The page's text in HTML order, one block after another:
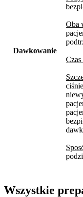
Dawkowanie
Oba
Wszystkie